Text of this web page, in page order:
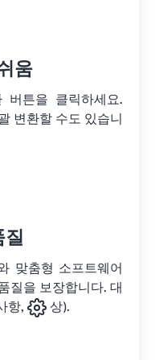
움
버튼을 클릭하세요.
변환할 수도 있습니
질
맞춤형 소프트웨어
질을 보장합니다. 대
항,
상).